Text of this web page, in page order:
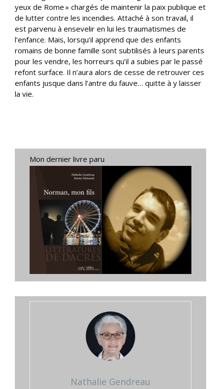
yeux de Rome » chargés de maintenir la paix publique et
de lutter contre les incendies. Attaché à son travail, il
est parvenu à ensevelir en lui les traumatismes de
l’enfance. Mais, lorsqu’il apprend que des enfants
romains de bonne famille sont subtilisés à leurs parents
pour les vendre, les horreurs qu’il a subies par le passé
refont surface. Il n’aura alors de cesse de retrouver ces
enfants jusque dans l’antre du fauve… quitte à y laisser
la vie.
Mon dernier livre paru
Nathalie Gendreau